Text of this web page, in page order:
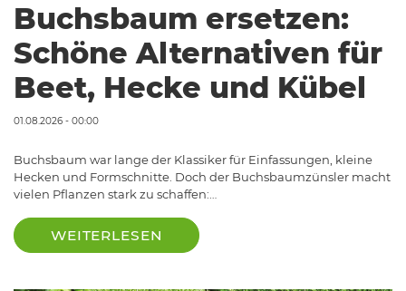
Buchsbaum ersetzen:
Schöne Alternativen für
Beet, Hecke und Kübel
01.08.2026 - 00:00
Buchsbaum war lange der Klassiker für Einfassungen, kleine
Hecken und Formschnitte. Doch der Buchsbaumzünsler macht
vielen Pflanzen stark zu schaffen:…
WEITERLESEN